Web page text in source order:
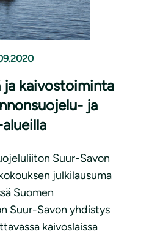
ja kaivostoiminta
ja
Suur-Savon
julkilausuma
Suomen
Suur-Savon yhdistys
kaivoslaissa